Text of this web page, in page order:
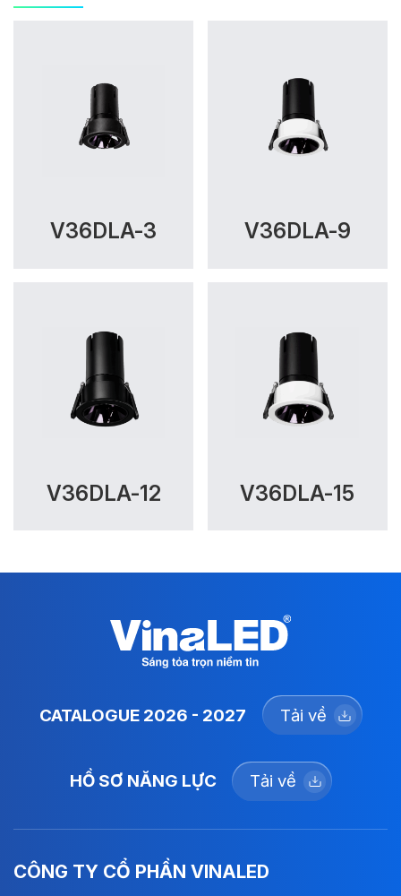
V36DLA-3 V36DLA-9
V36DLA-12 V36DLA-15
CATALOGUE 2026 - 2027 Tải về
HỒ SƠ NĂNG LỰC Tải về
CÔNG TY CỔ PHẦN VINALED